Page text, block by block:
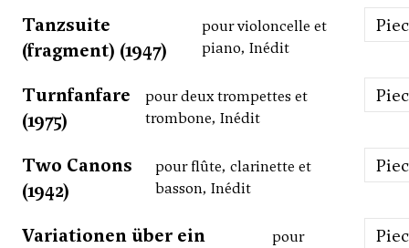
Tanzsuite
(fragment) (1947)
pour violoncelle et
piano, Inédit
Turnfanfare
(1975)
pour deux trompettes et
trombone, Inédit
Two Canons
(1942)
pour flûte, clarinette et
basson, Inédit
Variationen über ein
pour